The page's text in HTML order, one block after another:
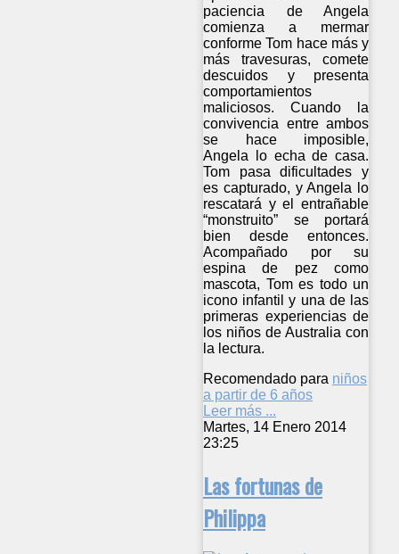
paciencia de Angela
comienza a mermar
conforme Tom hace más y
más travesuras, comete
descuidos y presenta
comportamientos
maliciosos. Cuando la
convivencia entre ambos
se hace imposible,
Angela lo echa de casa.
Tom pasa dificultades y
es capturado, y Angela lo
rescatará y el entrañable
“monstruito” se portará
bien desde entonces.
Acompañado por su
espina de pez como
mascota, Tom es todo un
icono infantil y una de las
primeras experiencias de
los niños de Australia con
la lectura.
Recomendado para niños
a partir de 6 años
Leer más ...
Martes, 14 Enero 2014
23:25
Las fortunas de
Philippa